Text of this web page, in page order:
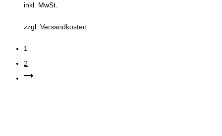
inkl. MwSt.
zzgl. Versandkosten
1
2